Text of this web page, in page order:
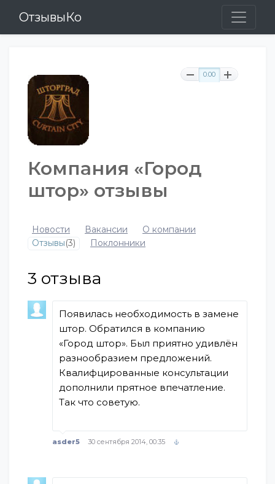
ОтзывыКо
0.00
Компания «Город
штор» отзывы
Новости Вакансии
О компании
Отзывы(3) Поклонники
3 отзыва
Появилась необходимость в замене
штор. Обратился в компанию
«Город штор». Был приятно удивлён
разнообразием предложений.
Квалифцированные консультации
дополнили прятное впечатление.
Так что советую.
asder5 30 сентября 2014, 00:35